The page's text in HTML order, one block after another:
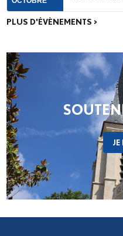
ecclésiale
France se
de
PLUS D'ÉVÈNEMENTS >
JE